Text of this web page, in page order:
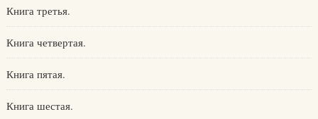
Книга третья.
Книга четвертая.
Книга пятая.
Книга шестая.